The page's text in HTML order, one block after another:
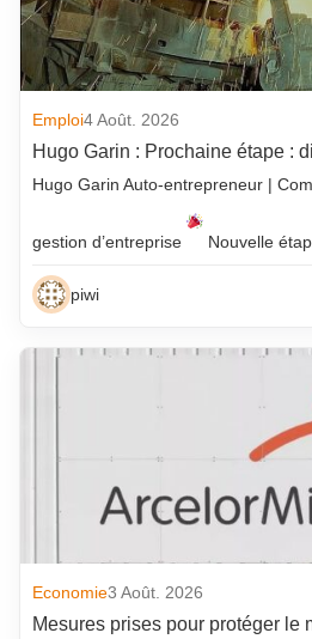
Emploi4 Août. 2026
Hugo Garin : Prochaine étape :
Hugo Garin Auto-entrepreneur |
gestion d’entreprise Nouvelle
piwi
Economie3 Août. 2026
Mesures prises pour protéger le